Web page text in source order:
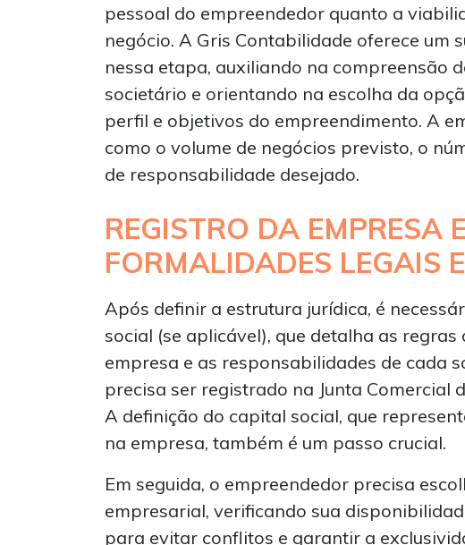
pessoal do empreendedor quanto a
negócio. A Gris Contabilidade oferece um
nessa etapa, auxiliando na compreensão
societário e orientando na escolha da
perfil e objetivos do empreendimento. A
como o volume de negócios previsto, o
de responsabilidade desejado.
REGISTRO DA EMPRESA E
FORMALIDADES LEGAIS
Após definir a estrutura jurídica, é
social (se aplicável), que detalha as
empresa e as responsabilidades de cada
precisa ser registrado na Junta Comercial
A definição do capital social, que
na empresa, também é um passo crucial.
Em seguida, o empreendedor precisa
empresarial, verificando sua
para evitar conflitos e garantir a